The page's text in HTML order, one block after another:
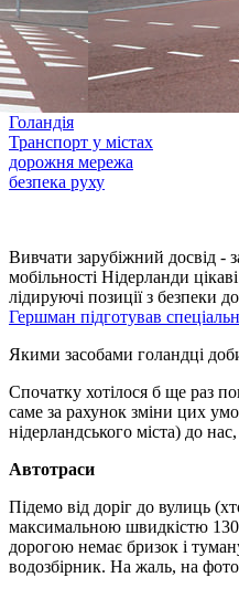
Голандія
Транспорт у містах
дорожня мережа
безпека руху
Вивчати зарубіжний досвід -
мобільності Нідерланди
лідируючі позиції з
Гершман підготував
Якими засобами голандці
Спочатку хотілося б ще раз
саме за рахунок зміни цих
нідерландського міста) до
Автотраси
Підемо від доріг до вулиць
максимальною швидкістю 130,
дорогою немає бризок і
водозбірник. На жаль, на